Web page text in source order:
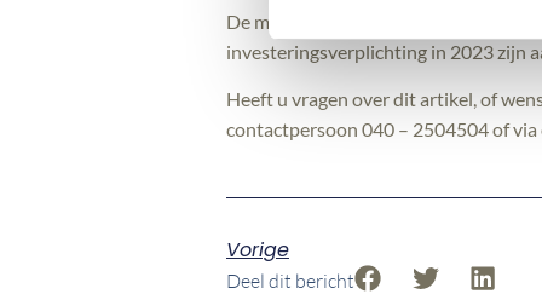
De mogelijkheid van willekeurige
investeringsverplichting in 2023 zijn
Heeft u vragen over dit artikel, of
contactpersoon 040 – 2504504 of
Vorige
Deel dit bericht